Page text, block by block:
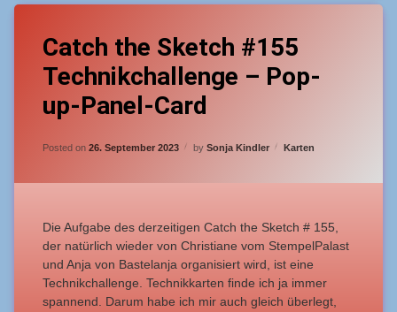
Catch the Sketch #155
Technikchallenge – Pop-
up-Panel-Card
Posted on 26. September 2023 by Sonja Kindler Categories:
Karten
Die Aufgabe des derzeitigen Catch the Sketch # 155,
der natürlich wieder von Christiane vom StempelPalast
und Anja von Bastelanja organisiert wird, ist eine
Technikchallenge. Technikkarten finde ich ja immer
spannend. Darum habe ich mir auch gleich überlegt,
Fortgeschrittene
mittelschwer
pop-
panel-
a
Comment
on
Catch
the
Sketch
Technikchallenge
Pop-
Card